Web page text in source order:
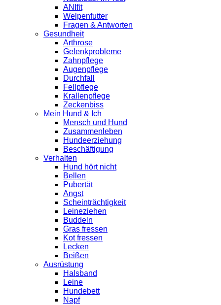
ANIfit
Welpenfutter
Fragen & Antworten
Gesundheit
Arthrose
Gelenkprobleme
Zahnpflege
Augenpflege
Durchfall
Fellpflege
Krallenpflege
Zeckenbiss
Mein Hund & Ich
Mensch und Hund
Zusammenleben
Hundeerziehung
Beschäftigung
Verhalten
Hund hört nicht
Bellen
Pubertät
Angst
Scheinträchtigkeit
Leineziehen
Buddeln
Gras fressen
Kot fressen
Lecken
Beißen
Ausrüstung
Halsband
Leine
Hundebett
Napf